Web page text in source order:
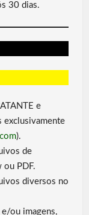
30 dias.
e
exclusivamente
).
de
ou PDF.
diversos no
ou imagens,